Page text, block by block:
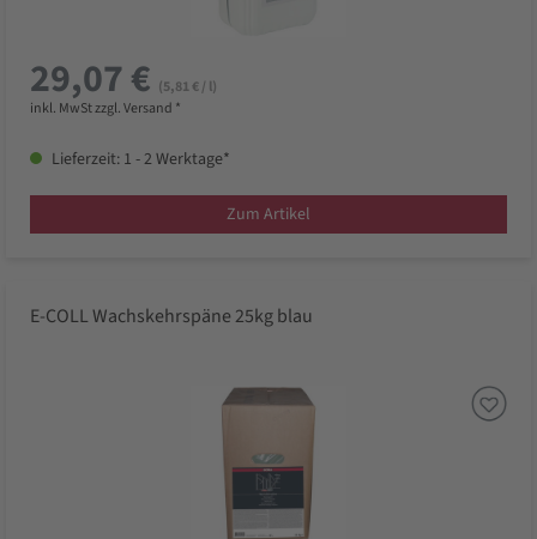
29,07 € (5,81 € / l)
inkl. MwSt zzgl. Versand *
Lieferzeit: 1 - 2 Werktage*
Zum Artikel
E-COLL Wachskehrspäne 25kg blau